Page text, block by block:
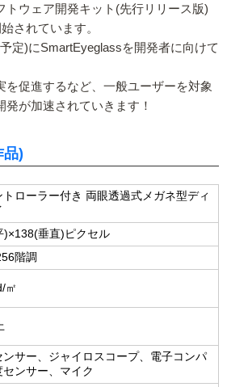
トウェア開発キット(先行リリース版)
されています。
定)にSmartEyeglassを開発者に向けて
を促進するなど、一般ユーザーを対象
が加速されていきます！
品)
トローラー付き 両眼透過式メガネ型ディ
)×138(垂直)ピクセル
階調
㎡
ンサー、ジャイロスコープ、電子コンパ
センサー、マイク